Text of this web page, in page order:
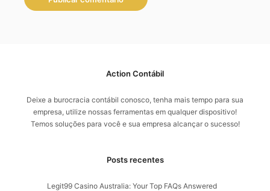
Action Contábil
Deixe a burocracia contábil conosco, tenha mais tempo para sua
empresa, utilize nossas ferramentas em qualquer dispositivo!
Temos soluções para você e sua empresa alcançar o sucesso!
Posts recentes
Legit99 Casino Australia: Your Top FAQs Answered